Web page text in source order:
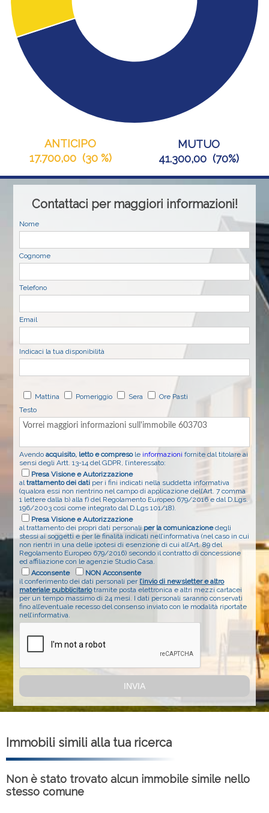
ANTICIPO
17.700,00(30 %)
MUTUO
41.300,00 (70%)
Contattaci per maggiori informazioni!
Nome
Cognome
Telefono
Email
Indicaci la tua disponibilità
Mattina Pomeriggio Sera
Ore Pasti
Testo
Avendoacquisito, letto e compresole informazioni fornite dal titolare ai
sensi degli Artt. 13-14 del GDPR, l’interessato:
Presa Visione e Autorizzazione
altrattamento dei dati per i fini indicati nella suddetta informativa
(qualora essi non rientrino nel campo di applicazione dell’Art. 7 comma
1 lettere dalla b) alla f) del Regolamento Europeo 679/2016 e dal D.Lgs.
196/2003 così come integrato dal D.Lgs 101/18).
Presa Visione e Autorizzazione
al trattamento dei propri dati personaliper la comunicazionedegli
stessi ai soggetti e per le finalità indicati nell’informativa (nel caso in cui
non rientri in una delle ipotesi di esenzione di cui all’Art. 89 del
Regolamento Europeo 679/2016) secondo il contratto di concessione
ed affiliazione con le agenzie Studio Casa.
Acconsente
NON Acconsente
il conferimento dei dati personali per l’invio di newsletter e altro
materiale pubblicitariotramite posta elettronica e altri mezzi cartacei
per un tempo massimo di 24 mesi. I dati personali saranno conservati
fino all’eventuale recesso del consenso inviato con le modalità riportate
nell’informativa.
Immobili simili alla tua ricerca
Non è stato trovato alcun immobile simile nello
stesso comune